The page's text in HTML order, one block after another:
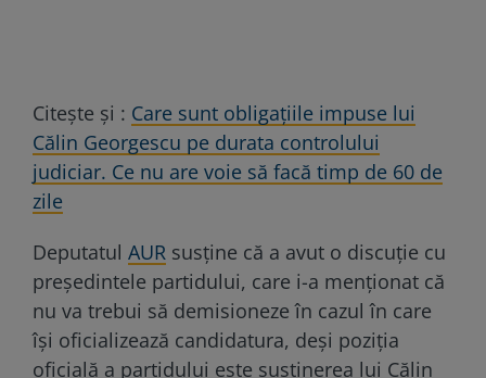
Citește și : Care sunt obligațiile impuse lui
Călin Georgescu pe durata controlului
judiciar. Ce nu are voie să facă timp de 60 de
zile
Deputatul AUR susține că a avut o discuție cu
președintele partidului, care i-a menționat că
nu va trebui să demisioneze în cazul în care
își oficializează candidatura, deși poziția
oficială a partidului este susținerea lui Călin